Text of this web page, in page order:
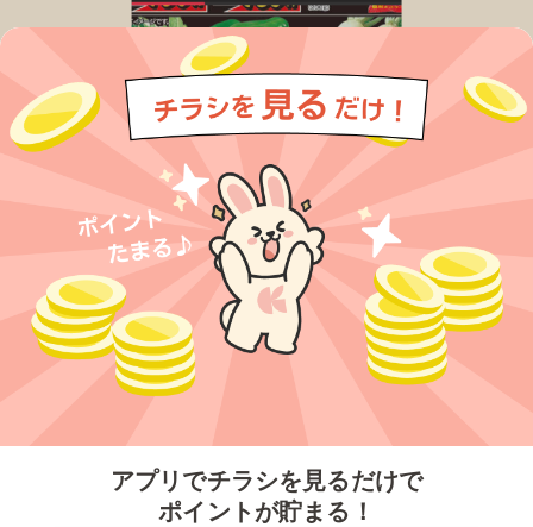
アプリでチラシを見るだけで
ポイントが貯まる！